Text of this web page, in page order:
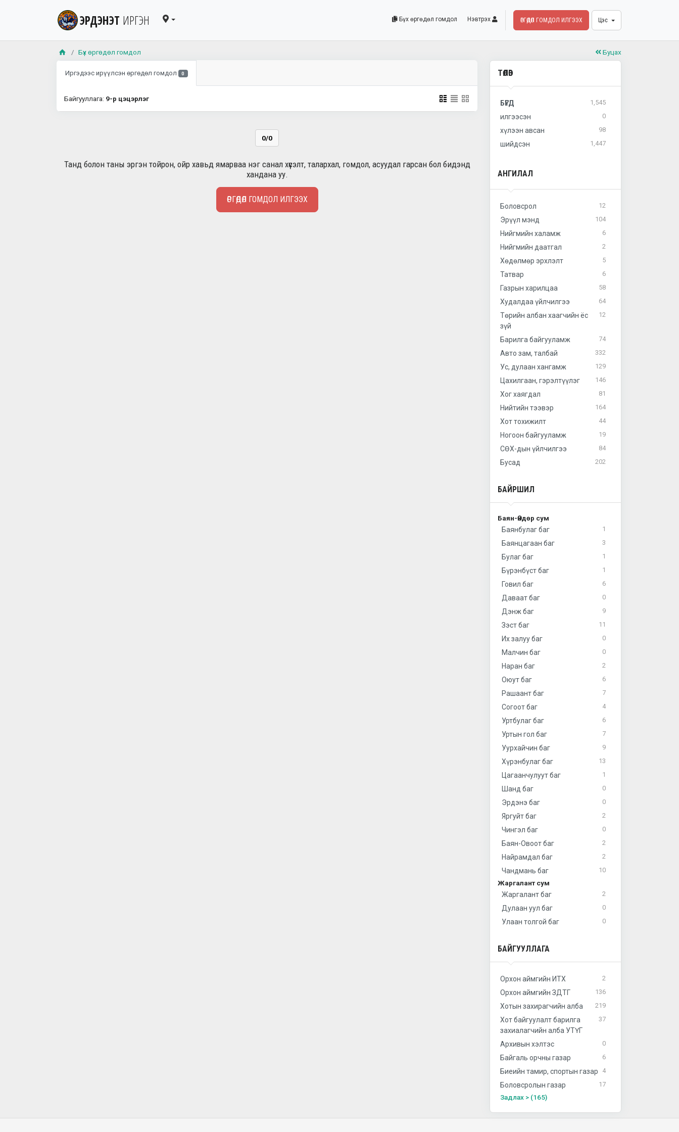
ЭРДЭНЭТ ИРГЭН Бүх өргөдөл гомдол Нэвтрэх ӨРГӨДӨЛ ГОМДОЛ ИЛГЭЭХ Цэс
Бүх өргөдөл гомдол Буцах
Иргэдээс ирүүлсэн өргөдөл гомдол 0
Байгууллага: 9-р цэцэрлэг
0/0
Танд болон таны эргэн тойрон, ойр хавьд ямарваа нэг санал хүсэлт, талархал, гомдол, асуудал гарсан бол бидэнд
хандана уу.
ӨРГӨДӨЛ ГОМДОЛ ИЛГЭЭХ
ТӨЛӨВ
БҮГД 1,545
илгээсэн 0
хүлээн авсан 98
шийдсэн 1,447
АНГИЛАЛ
Боловсрол 12
Эрүүл мэнд 104
Нийгмийн халамж 6
Нийгмийн даатгал 2
Хөдөлмөр эрхлэлт 5
Татвар 6
Газрын харилцаа 58
Худалдаа үйлчилгээ 64
Төрийн албан хаагчийн ёс
зүй
12
Барилга байгууламж 74
Авто зам, талбай 332
Ус, дулаан хангамж 129
Цахилгаан, гэрэлтүүлэг 146
Хог хаягдал 81
Нийтийн тээвэр 164
Хот тохижилт 44
Ногоон байгууламж 19
СӨХ-дын үйлчилгээ 84
Бусад 202
БАЙРШИЛ
Баян-Өндөр сум
Баянбулаг баг
1
Баянцагаан баг 3
Булаг баг 1
Бүрэнбүст баг 1
Говил баг 6
Даваат баг 0
Дэнж баг 9
Зэст баг 11
Их залуу баг 0
Малчин баг 0
Наран баг 2
Оюут баг 6
Рашаант баг 7
Согоот баг 4
Уртбулаг баг 6
Уртын гол баг 7
Уурхайчин баг 9
Хүрэнбулаг баг 13
Цагаанчулуут баг 1
Шанд баг 0
Эрдэнэ баг 0
Яргуйт баг 2
Чингэл баг 0
Баян-Овоот баг 2
Найрамдал баг 2
Чандмань баг 10
Жаргалант сум
Жаргалант баг
2
Дулаан уул баг 0
Улаан толгой баг 0
БАЙГУУЛЛАГА
Орхон аймгийн ИТХ 2
Орхон аймгийн ЗДТГ 136
Хотын захирагчийн алба 219
Хот байгуулалт барилга
захиалагчийн алба УТҮГ
37
Архивын хэлтэс 0
Байгаль орчны газар 6
Биеийн тамир, спортын газар 4
Боловсролын газар 17
Задлах > (165)